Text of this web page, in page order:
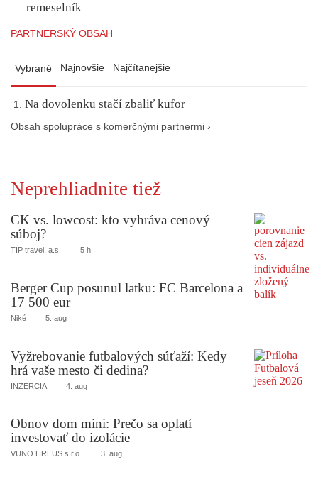
remeselník
PARTNERSKÝ OBSAH
Vybrané Najnovšie Najčítanejšie
Na dovolenku stačí zbaliť kufor
Obsah spolupráce s komerčnými partnermi ›
Neprehliadnite tiež
CK vs. lowcost: kto vyhráva cenový
súboj?
TIP travel, a.s. 5 h
Berger Cup posunul latku: FC Barcelona a
17 500 eur
Niké 5. aug
Vyžrebovanie futbalových súťaží: Kedy
hrá vaše mesto či dedina?
INZERCIA 4. aug
Obnov dom mini: Prečo sa oplatí
investovať do izolácie
VUNO HREUS s.r.o. 3. aug